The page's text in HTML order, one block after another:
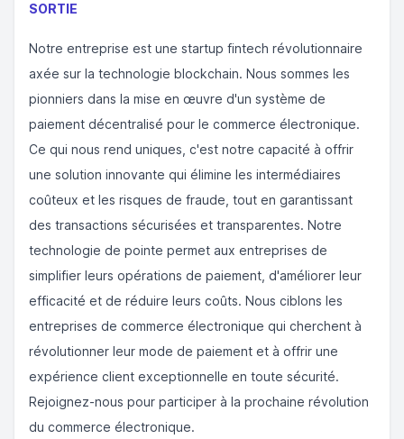
SORTIE
Notre entreprise est une startup fintech révolutionnaire
axée sur la technologie blockchain. Nous sommes les
pionniers dans la mise en œuvre d'un système de
paiement décentralisé pour le commerce électronique.
Ce qui nous rend uniques, c'est notre capacité à offrir
une solution innovante qui élimine les intermédiaires
coûteux et les risques de fraude, tout en garantissant
des transactions sécurisées et transparentes. Notre
technologie de pointe permet aux entreprises de
simplifier leurs opérations de paiement, d'améliorer leur
efficacité et de réduire leurs coûts. Nous ciblons les
entreprises de commerce électronique qui cherchent à
révolutionner leur mode de paiement et à offrir une
expérience client exceptionnelle en toute sécurité.
Rejoignez-nous pour participer à la prochaine révolution
du commerce électronique.